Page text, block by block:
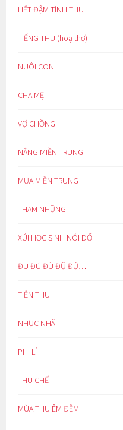
HẾT ĐẬM TÌNH THU
TIẾNG THU (hoạ thơ)
NUÔI CON
CHA MẸ
VỢ CHỒNG
NẮNG MIỀN TRUNG
MƯA MIỀN TRUNG
THAM NHŨNG
XÚI HỌC SINH NÓI DỐI
ĐU ĐÚ ĐÙ ĐŨ ĐỦ…
TIỄN THU
NHỤC NHÃ
PHI LÍ
THU CHẾT
MÙA THU ÊM ĐỀM